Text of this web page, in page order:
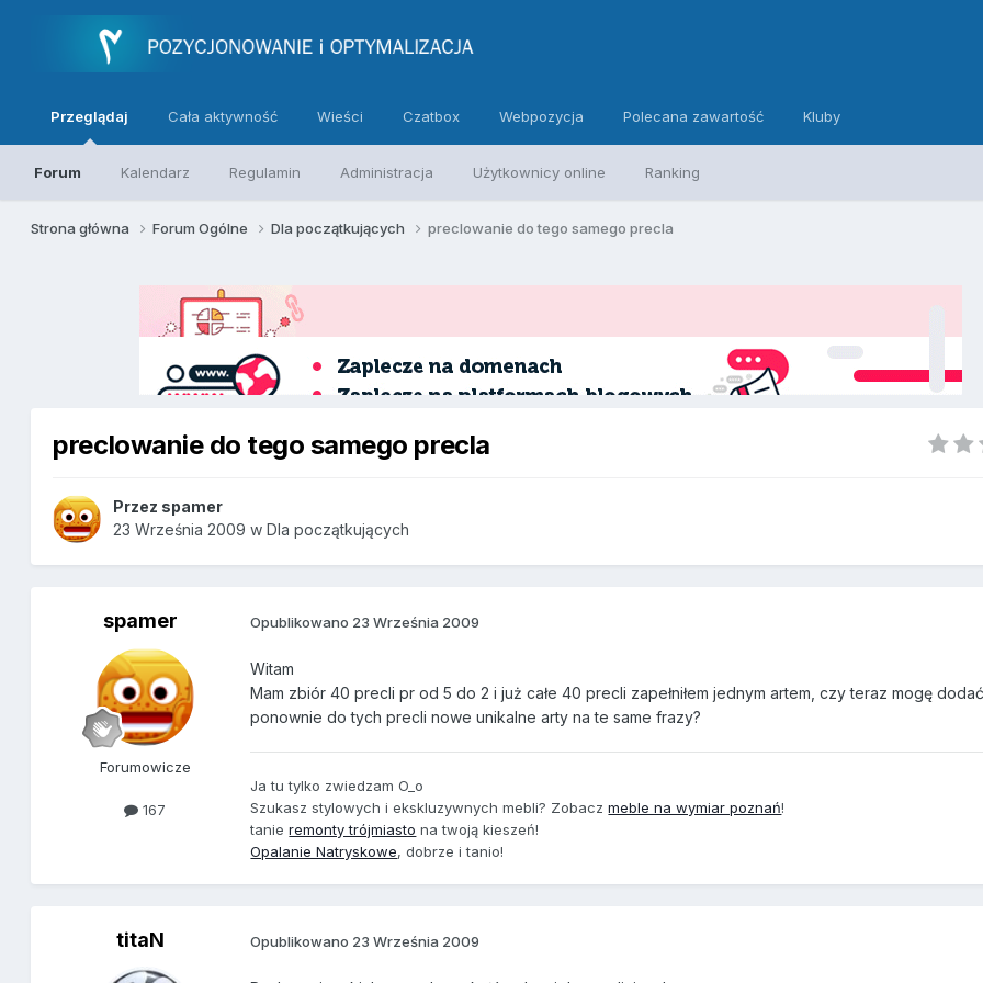
Przeglądaj
Forum Kalendarz Regulamin Administracja Użytkownicy online Ranking
Cała aktywność Wieści Czatbox Webpozycja Polecana zawartość Kluby
Strona główna Forum Ogólne Dla początkujących preclowanie do tego samego precla
preclowanie do tego samego precla
Przez spamer
23 Września 2009 wDla początkujących
spamer
Forumowicze
167
Opublikowano 23 Września 2009
Witam
Mam zbiór 40 precli pr od 5 do 2 i już całe 40 precli zapełniłem jednym artem, czy teraz mogę
ponownie do tych precli nowe unikalne arty na te same frazy?
Ja tu tylko zwiedzam O_o
Szukasz stylowych i ekskluzywnych mebli? Zobaczmeble na wymiar poznań!
tanieremonty trójmiasto na twoją kieszeń!
Opalanie Natryskowe, dobrze i tanio!
titaN Opublikowano 23 Września 2009